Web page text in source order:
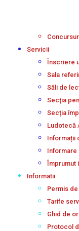
Servicii
Înscriere
Sala
Săli de
Secţia
Secţia
Ludotecă
Informații
Împrumut
Informatii
Permis
Tarife
Ghid de
Protocol